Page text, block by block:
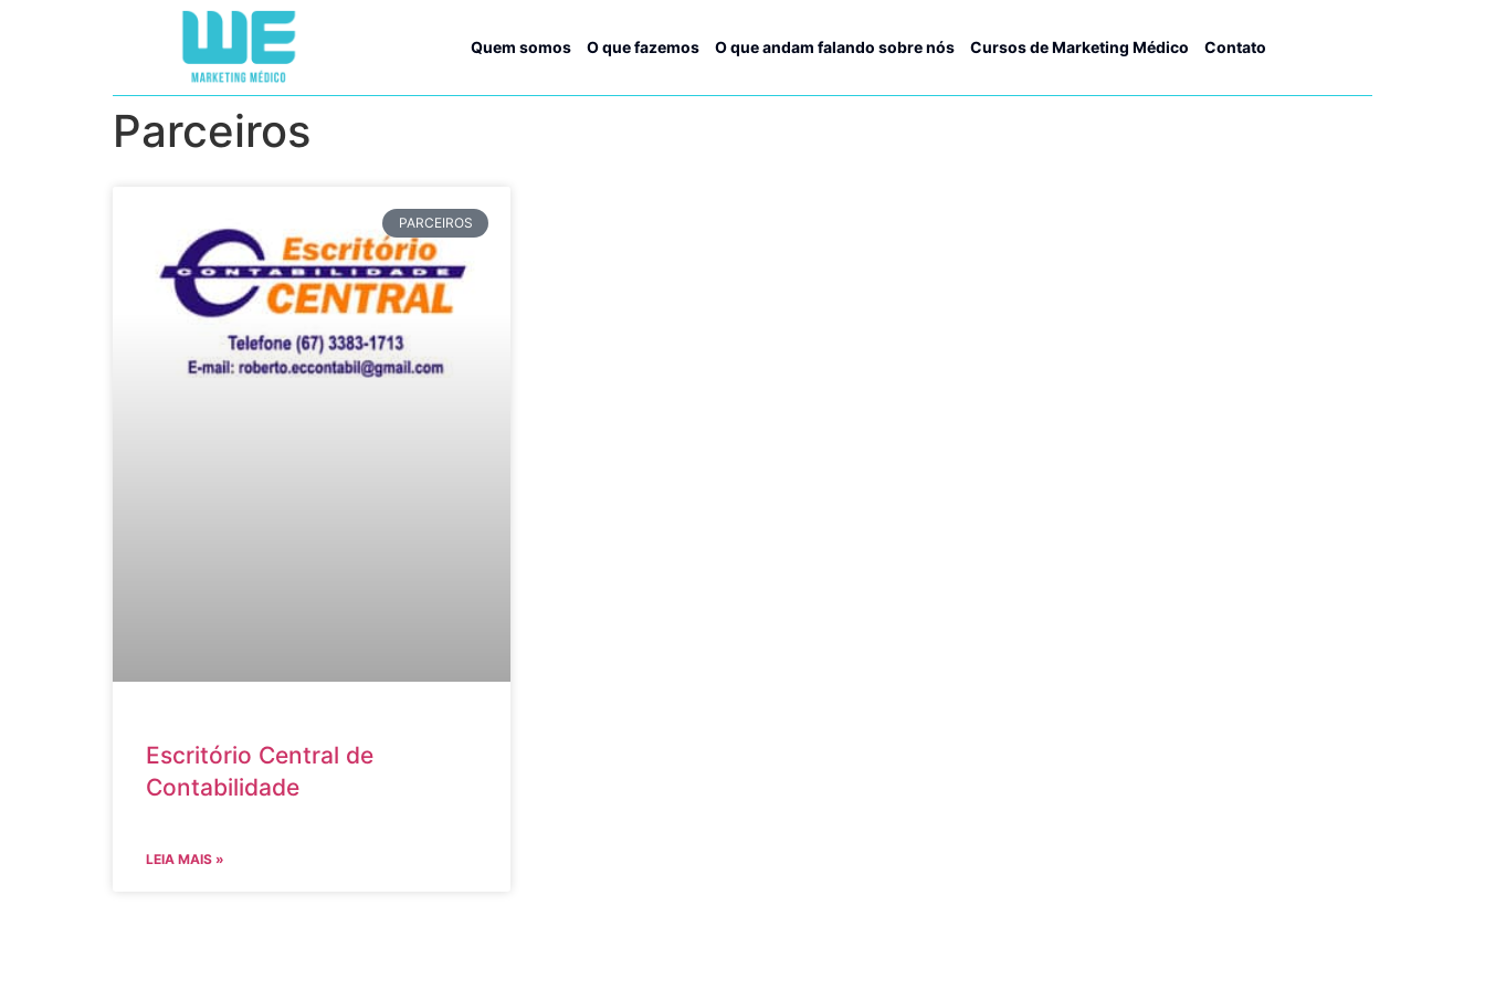
Quem somos O que fazemos O que andam falando sobre nós Cursos de Marketing Médico Contato
Parceiros
PARCEIROS
Escritório Central de
Contabilidade
LEIA MAIS »